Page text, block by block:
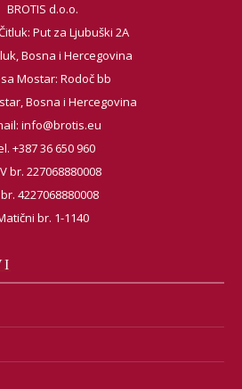
BROTIS d.o.o.
Put za Ljubuški 2A
Bosna i Hercegovina
Mostar: Rodoč bb
Bosna i Hercegovina
info@brotis.eu
+387 36 650 960
br. 227068880008
4227068880008
br. 1-1140